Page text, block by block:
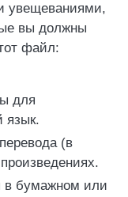
увещеваниями,
вы должны
файл:
для
язык.
(в
в бумажном или